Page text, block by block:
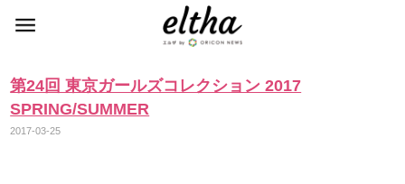
第24回 東京ガールズコレクション 2017
SPRING/SUMMER
2017-03-25